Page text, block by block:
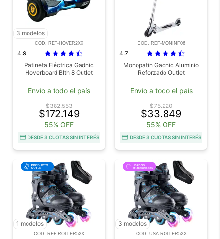
3 modelos
COD. REF-HOVER2XX
4.9
Patineta Eléctrica Gadnic
Hoverboard Blth 8 Outlet
Envío a todo el país
$382.553
$172.149
55% OFF
DESDE 3 CUOTAS SIN INTERÉS
COD. REF-MONINF06
4.7
Monopatin Gadnic Aluminio
Reforzado Outlet
Envío a todo el país
$75.220
$33.849
55% OFF
DESDE 3 CUOTAS SIN INTERÉS
1 modelos
COD. REF-ROLLER5XX
3 modelos
COD. USA-ROLLER5XX